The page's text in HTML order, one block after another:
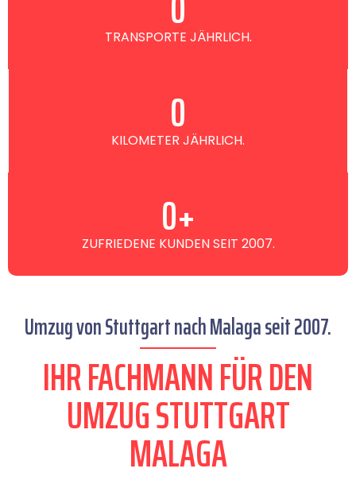
TRANSPORTE JÄHRLICH.
KILOMETER JÄHRLICH.
0
ZUFRIEDENE KUNDEN SEIT 2007.
0+
Umzug von Stuttgart nach Malaga seit 2007.
IHR FACHMANN FÜR DEN
UMZUG STUTTGART
MALAGA